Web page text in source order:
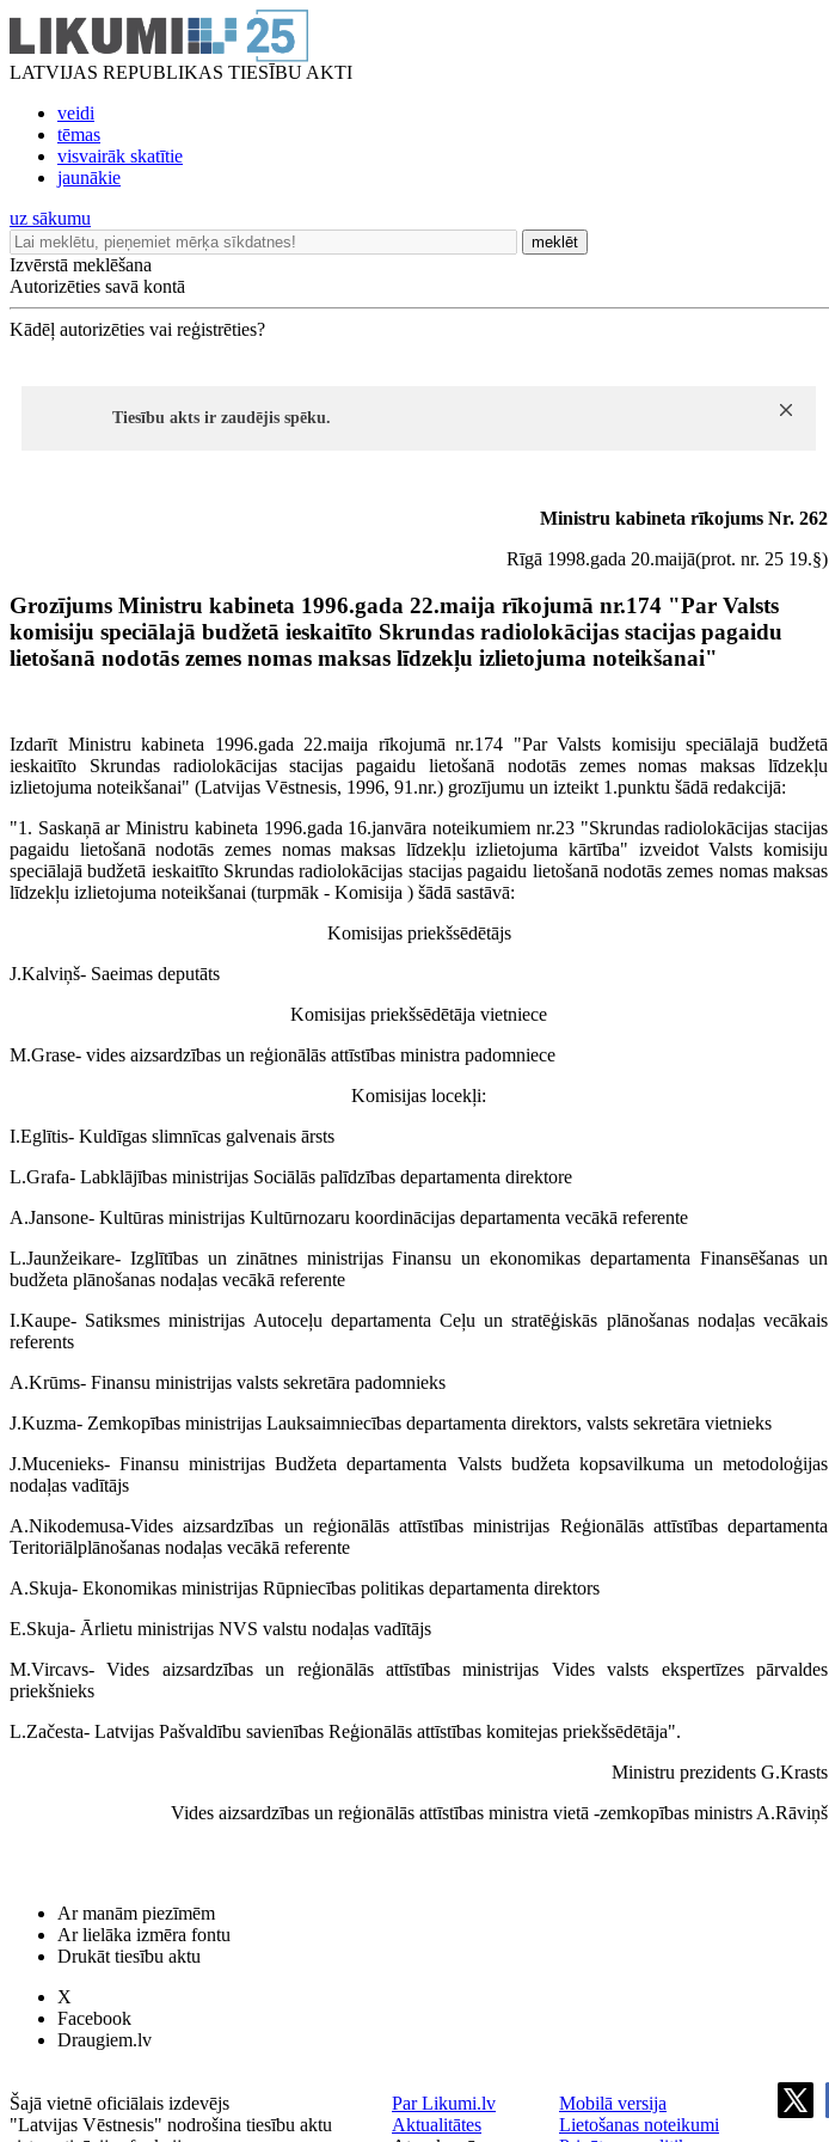
LATVIJAS REPUBLIKAS TIESĪBU AKTI
veidi
tēmas
visvairāk skatītie
jaunākie
uz sākumu
meklēt
Izvērstā meklēšana
Autorizēties savā kontā
Kādēļ autorizēties vai reģistrēties?
Tiesību akts ir zaudējis spēku.
Ministru kabineta rīkojums Nr. 262
Rīgā 1998.gada 20.maijā(prot. nr. 25 19.§)
Grozījums Ministru kabineta 1996.gada 22.maija rīkojumā nr.174 "Par Valsts
komisiju speciālajā budžetā ieskaitīto Skrundas radiolokācijas stacijas pagaidu
lietošanā nodotās zemes nomas maksas līdzekļu izlietojuma noteikšanai"
Izdarīt Ministru kabineta 1996.gada 22.maija rīkojumā nr.174 "Par Valsts komisiju speciālajā budžetā
ieskaitīto Skrundas radiolokācijas stacijas pagaidu lietošanā nodotās zemes nomas maksas līdzekļu
izlietojuma noteikšanai" (Latvijas Vēstnesis, 1996, 91.nr.) grozījumu un izteikt 1.punktu šādā redakcijā:
"1. Saskaņā ar Ministru kabineta 1996.gada 16.janvāra noteikumiem nr.23 "Skrundas radiolokācijas stacijas
pagaidu lietošanā nodotās zemes nomas maksas līdzekļu izlietojuma kārtība" izveidot Valsts komisiju
speciālajā budžetā ieskaitīto Skrundas radiolokācijas stacijas pagaidu lietošanā nodotās zemes nomas maksas
līdzekļu izlietojuma noteikšanai (turpmāk - Komisija ) šādā sastāvā:
Komisijas priekšsēdētājs
J.Kalviņš- Saeimas deputāts
Komisijas priekšsēdētāja vietniece
M.Grase- vides aizsardzības un reģionālās attīstības ministra padomniece
Komisijas locekļi:
I.Eglītis- Kuldīgas slimnīcas galvenais ārsts
L.Grafa- Labklājības ministrijas Sociālās palīdzības departamenta direktore
A.Jansone- Kultūras ministrijas Kultūrnozaru koordinācijas departamenta vecākā referente
L.Jaunžeikare- Izglītības un zinātnes ministrijas Finansu un ekonomikas departamenta Finansēšanas un
budžeta plānošanas nodaļas vecākā referente
I.Kaupe- Satiksmes ministrijas Autoceļu departamenta Ceļu un stratēģiskās plānošanas nodaļas vecākais
referents
A.Krūms- Finansu ministrijas valsts sekretāra padomnieks
J.Kuzma- Zemkopības ministrijas Lauksaimniecības departamenta direktors, valsts sekretāra vietnieks
J.Mucenieks- Finansu ministrijas Budžeta departamenta Valsts budžeta kopsavilkuma un metodoloģijas
nodaļas vadītājs
A.Nikodemusa-Vides aizsardzības un reģionālās attīstības ministrijas Reģionālās attīstības departamenta
Teritoriālplānošanas nodaļas vecākā referente
A.Skuja- Ekonomikas ministrijas Rūpniecības politikas departamenta direktors
E.Skuja- Ārlietu ministrijas NVS valstu nodaļas vadītājs
M.Vircavs- Vides aizsardzības un reģionālās attīstības ministrijas Vides valsts ekspertīzes pārvaldes
priekšnieks
L.Začesta- Latvijas Pašvaldību savienības Reģionālās attīstības komitejas priekšsēdētāja".
Ministru prezidents G.Krasts
Vides aizsardzības un reģionālās attīstības ministra vietā -zemkopības ministrs A.Rāviņš
Ar manām piezīmēm
Ar lielāka izmēra fontu
Drukāt tiesību aktu
X
Facebook
Draugiem.lv
Šajā vietnē oficiālais izdevējs
"Latvijas Vēstnesis" nodrošina tiesību aktu
Par Likumi.lv
Aktualitātes
Mobilā versija
Lietošanas noteikumi